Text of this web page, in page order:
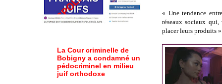
« Une tendance
réseaux sociaux
placer leurs produits
La Cour criminelle de
Bobigny a condamné un
pédocriminel en milieu
juif orthodoxe